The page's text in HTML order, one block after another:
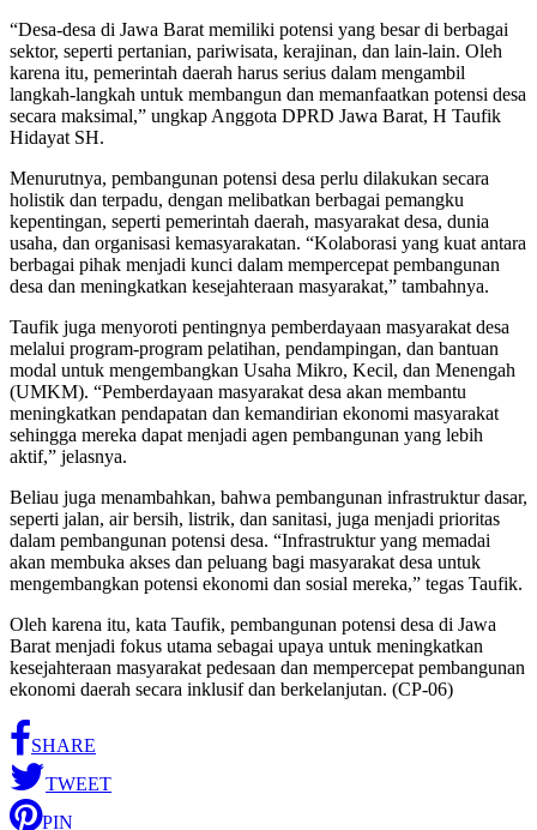
“Desa-desa di Jawa Barat memiliki potensi yang besar di berbagai
sektor, seperti pertanian, pariwisata, kerajinan, dan lain-lain. Oleh
karena itu, pemerintah daerah harus serius dalam mengambil
langkah-langkah untuk membangun dan memanfaatkan potensi desa
secara maksimal,” ungkap Anggota DPRD Jawa Barat, H Taufik
Hidayat SH.
Menurutnya, pembangunan potensi desa perlu dilakukan secara
holistik dan terpadu, dengan melibatkan berbagai pemangku
kepentingan, seperti pemerintah daerah, masyarakat desa, dunia
usaha, dan organisasi kemasyarakatan. “Kolaborasi yang kuat antara
berbagai pihak menjadi kunci dalam mempercepat pembangunan
desa dan meningkatkan kesejahteraan masyarakat,” tambahnya.
Taufik juga menyoroti pentingnya pemberdayaan masyarakat desa
melalui program-program pelatihan, pendampingan, dan bantuan
modal untuk mengembangkan Usaha Mikro, Kecil, dan Menengah
(UMKM). “Pemberdayaan masyarakat desa akan membantu
meningkatkan pendapatan dan kemandirian ekonomi masyarakat
sehingga mereka dapat menjadi agen pembangunan yang lebih
aktif,” jelasnya.
Beliau juga menambahkan, bahwa pembangunan infrastruktur dasar,
seperti jalan, air bersih, listrik, dan sanitasi, juga menjadi prioritas
dalam pembangunan potensi desa. “Infrastruktur yang memadai
akan membuka akses dan peluang bagi masyarakat desa untuk
mengembangkan potensi ekonomi dan sosial mereka,” tegas Taufik.
Oleh karena itu, kata Taufik, pembangunan potensi desa di Jawa
Barat menjadi fokus utama sebagai upaya untuk meningkatkan
kesejahteraan masyarakat pedesaan dan mempercepat pembangunan
ekonomi daerah secara inklusif dan berkelanjutan. (CP-06)
SHARE
TWEET
PIN